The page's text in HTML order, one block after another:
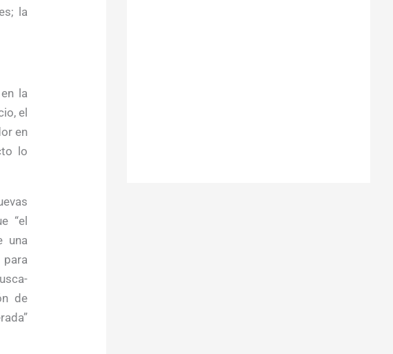
la
la
el
en
lo
“el
una
de